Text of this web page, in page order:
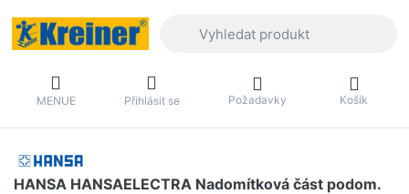
MENUE Přihlásit se Požadavky Košík
HANSA HANSAELECTRA Nadomítková část podom.